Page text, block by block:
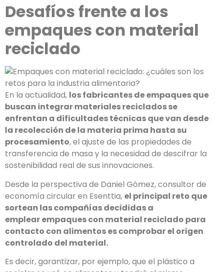
Desafíos frente a los
empaques con material
reciclado
En la actualidad, los fabricantes de empaques que
buscan integrar materiales reciclados se
enfrentan a dificultades técnicas que van desde
la recolección de la materia prima hasta su
procesamiento, el ajuste de las propiedades de
transferencia de masa y la nece­sidad de descifrar la
sostenibilidad real de sus inno­vaciones.
Desde la perspectiva de Daniel Gómez, consultor de
eco­nomía circular en Esenttia, el principal reto que
sor­tean las compañías decididas a
emplear empaques con material reciclado para
contacto con alimentos es comprobar el origen
controlado del material.
Es decir, garantizar, por ejemplo, que el plástico a